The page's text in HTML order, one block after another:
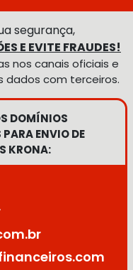
segurança,
E EVITE FRAUDES!
nos canais oficiais e
dados com terceiros.
DOMÍNIOS
ENVIO DE
KRONA: